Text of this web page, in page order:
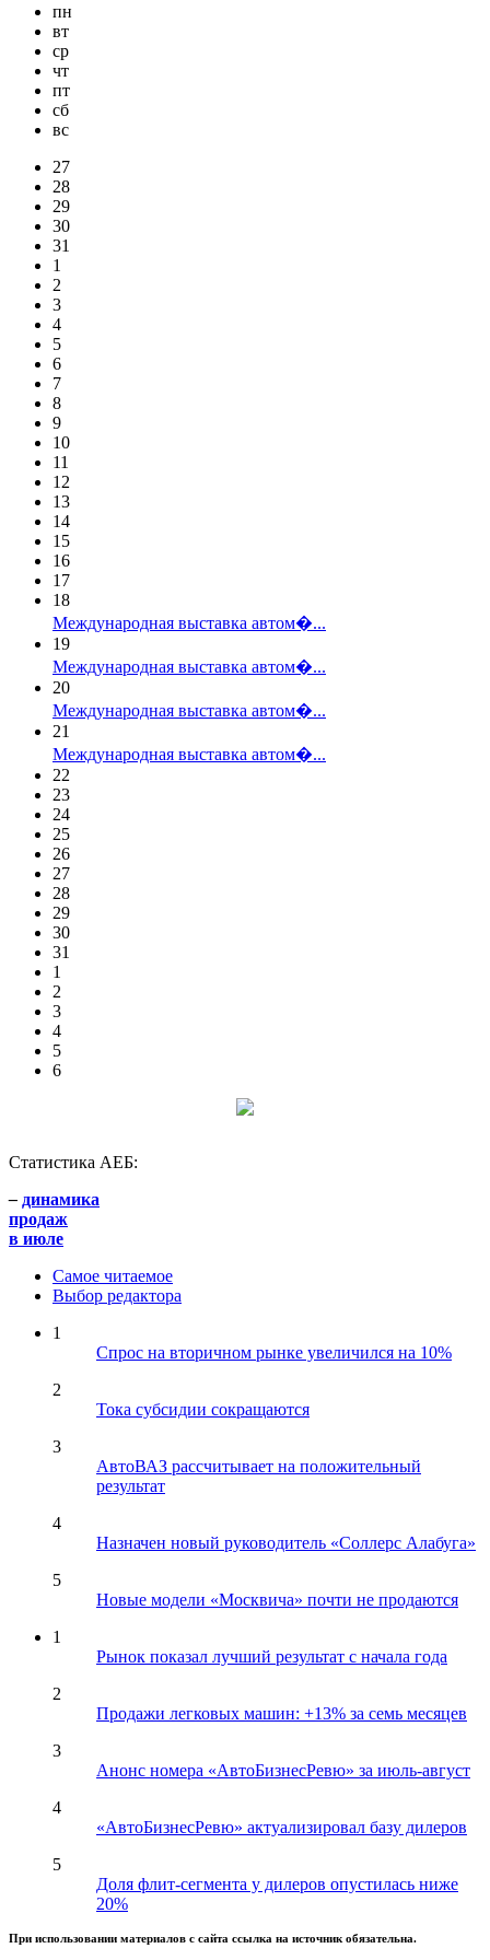
пн
вт
ср
чт
пт
сб
вс
27
28
29
30
31
1
2
3
4
5
6
7
8
9
10
11
12
13
14
15
16
17
18
Международная выставка автом�...
19
Международная выставка автом�...
20
Международная выставка автом�...
21
Международная выставка автом�...
22
23
24
25
26
27
28
29
30
31
1
2
3
4
5
6
Статистика АЕБ:
– динамика
продаж
в июле
Самое читаемое
Выбор редактора
1
Спрос на вторичном рынке увеличился на 10%
2
Тока субсидии сокращаются
3
АвтоВАЗ рассчитывает на положительный
результат
4
Назначен новый руководитель «Соллерс Алабуга»
5
Новые модели «Москвича» почти не продаются
1
Рынок показал лучший результат с начала года
2
Продажи легковых машин: +13% за семь месяцев
3
Анонс номера «АвтоБизнесРевю» за июль-август
4
«АвтоБизнесРевю» актуализировал базу дилеров
5
Доля флит-сегмента у дилеров опустилась ниже
20%
При использовании материалов с сайта ссылка на источник обязательна.